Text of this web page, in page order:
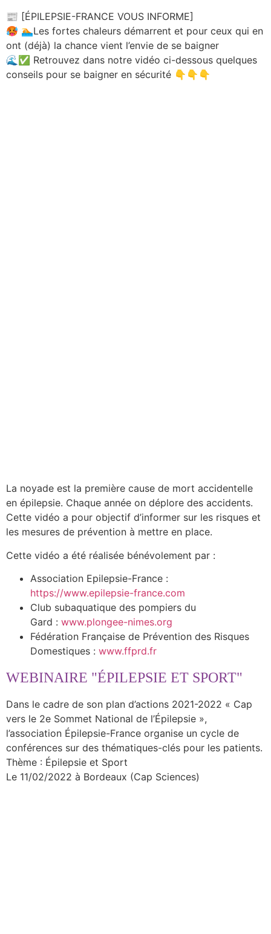
📰 [ÉPILEPSIE-FRANCE VOUS INFORME]
🥵 🏊Les fortes chaleurs démarrent et pour ceux qui en
ont (déjà) la chance vient l’envie de se baigner
🌊✅ Retrouvez dans notre vidéo ci-dessous quelques
conseils pour se baigner en sécurité 👇👇👇
La noyade est la première cause de mort accidentelle
en épilepsie. Chaque année on déplore des accidents.
Cette vidéo a pour objectif d’informer sur les risques et
les mesures de prévention à mettre en place.
Cette vidéo a été réalisée bénévolement par :
Association Epilepsie-France :
https://www.epilepsie-france.com
Club subaquatique des pompiers du
Gard : www.plongee-nimes.org
Fédération Française de Prévention des Risques
Domestiques : www.ffprd.fr
WEBINAIRE "ÉPILEPSIE ET SPORT"
Dans le cadre de son plan d’actions 2021-2022 « Cap
vers le 2e Sommet National de l’Épilepsie »,
l’association Épilepsie-France organise un cycle de
conférences sur des thématiques-clés pour les patients.
Thème : Épilepsie et Sport
Le 11/02/2022 à Bordeaux (Cap Sciences)